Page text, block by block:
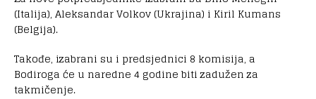
(Italija), Aleksandar Volkov (Ukrajina) i Kiril Kumans
(Belgija).
Takođe, izabrani su i predsjednici 8 komisija, a
Bodiroga će u naredne 4 godine biti zadužen za
takmičenje.